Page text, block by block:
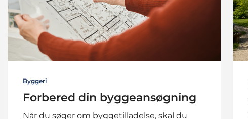
Byggeri
Forbered din byggeansøgning
Når du søger om byggetilladelse, skal du